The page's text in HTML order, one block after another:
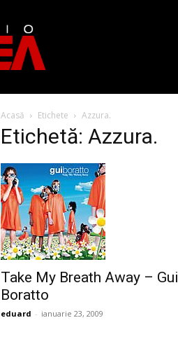
Acasă Etichete Azzura.
Etichetă: Azzura.
Take My Breath Away – Gui
Boratto
eduard - ianuarie 23, 2009